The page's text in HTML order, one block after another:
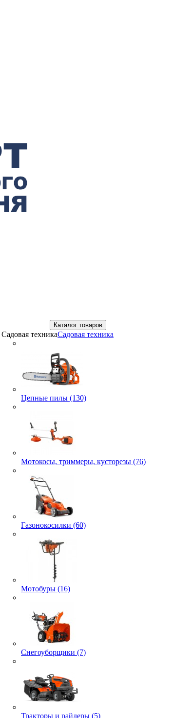
Каталог товаров
Садовая техникаСадовая техника
Цепные пилы (130)
Мотокосы, триммеры, кусторезы (76)
Газонокосилки (60)
Мотобуры (16)
Снегоуборщики (7)
Тракторы и райдеры (5)